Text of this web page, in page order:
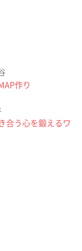
作り
合う心を鍛えるワ